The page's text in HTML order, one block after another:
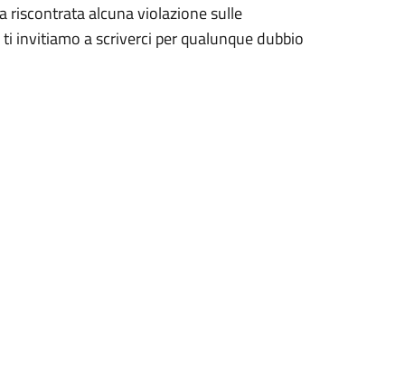
riscontrata alcuna violazione sulle
invitiamo a scriverci per qualunque dubbio